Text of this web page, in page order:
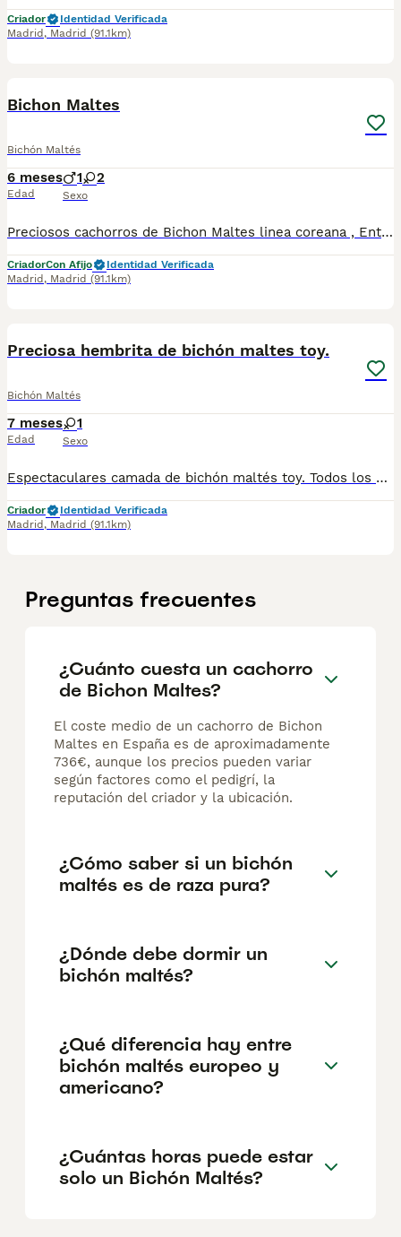
Criador
Identidad Verificada
Madrid , Madrid (91.1km)
Bichon Maltes
Bichón Maltés
6 meses
Edad
1 2
Sexo
Preciosos cachorros de Bichon Maltes linea coreana , Entregamos con vacunas y desparasitaciones según la edad . Mandamos a toda España y puede pagar cuando te llegue el cachorro . Cachorros criados en familia en en ambiente natural
CriadorCon Afijo
Identidad Verificada
Madrid , Madrid (91.1km)
Preciosa hembrita de bichón maltes toy.
Bichón Maltés
7 meses
Edad
1
Sexo
Espectaculares camada de bichón maltés toy. Todos los cachorritos se entregan con unos dos meses y medio de edad y sus vacunas correspondientes, desparasitados interna y externamente, con certificado de salud, y garantía tanto por enfermedad vírica como congénito genética. Posibilidad de entregar en toda España mediante transporte propio preparado para animales y con chofer privado. Los precios pueden variar según las características y morfología de cada cachorro. Añádenos al whats app o llámanos, y encantados atenderemos todas tus dudas y consultas. Teléfono / Whats app: 641 92 23 90
Criador
Identidad Verificada
Madrid , Madrid (91.1km)
Preguntas frecuentes
¿Cuánto cuesta un cachorro
de Bichon Maltes?
El coste medio de un cachorro de Bichon
Maltes en España es de aproximadamente
736€, aunque los precios pueden variar
según factores como el pedigrí, la
reputación del criador y la ubicación.
¿Cómo saber si un bichón
maltés es de raza pura?
¿Dónde debe dormir un
bichón maltés?
¿Qué diferencia hay entre
bichón maltés europeo y
americano?
¿Cuántas horas puede estar
solo un Bichón Maltés?